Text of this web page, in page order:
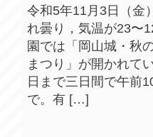
令和5年11月3日（金
れ曇り，気温が23〜
園では「岡山城・秋
まつり」が開かれて
日まで三日間で午前
で。有 […]